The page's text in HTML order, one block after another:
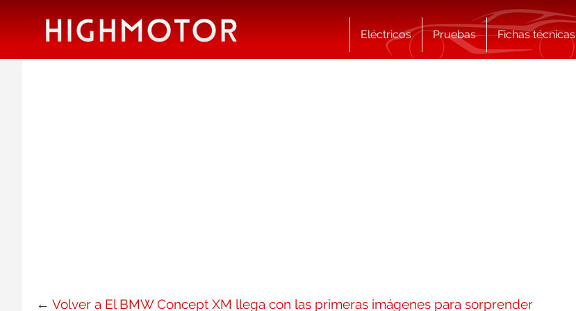
Eléctricos Pruebas Fichas técnicas
← Volver a El BMW Concept XM llega con las primeras imágenes para sorprender